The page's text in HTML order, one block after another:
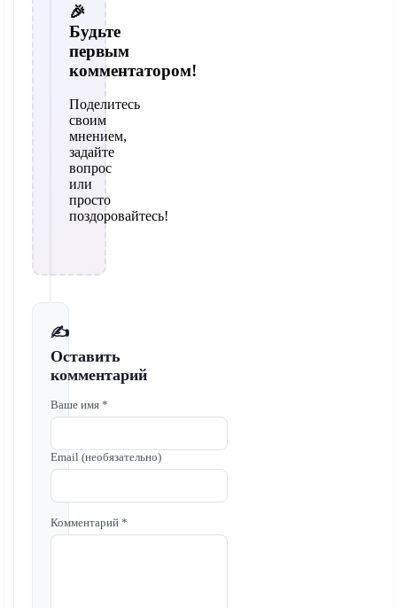
🎉
Будьте
первым
комментатором!
Поделитесь
своим
мнением,
задайте
вопрос
или
просто
поздоровайтесь!
✍️
Оставить
комментарий
Ваше имя *
Email (необязательно)
Комментарий *